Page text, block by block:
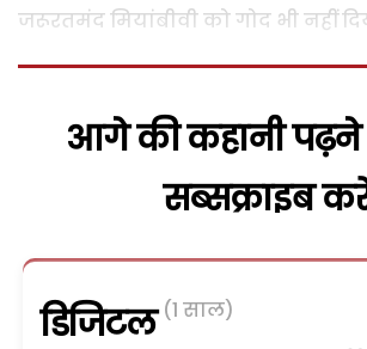
जरूरतमंद मियांबीवी को गोद भी नहीं
आगे की कहानी
सब्सक्राइब
डिजिटल (1 साल)